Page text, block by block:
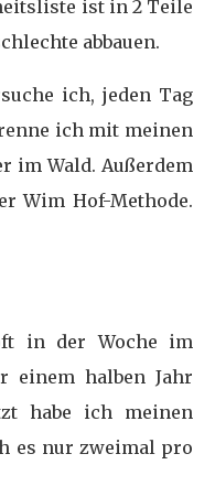
ist in 2 Teile
abbauen.
ich, jeden Tag
ich mit meinen
im Wald. Außerdem
Wim Hof-Methode.
in der Woche im
einem halben Jahr
habe ich meinen
es nur zweimal pro